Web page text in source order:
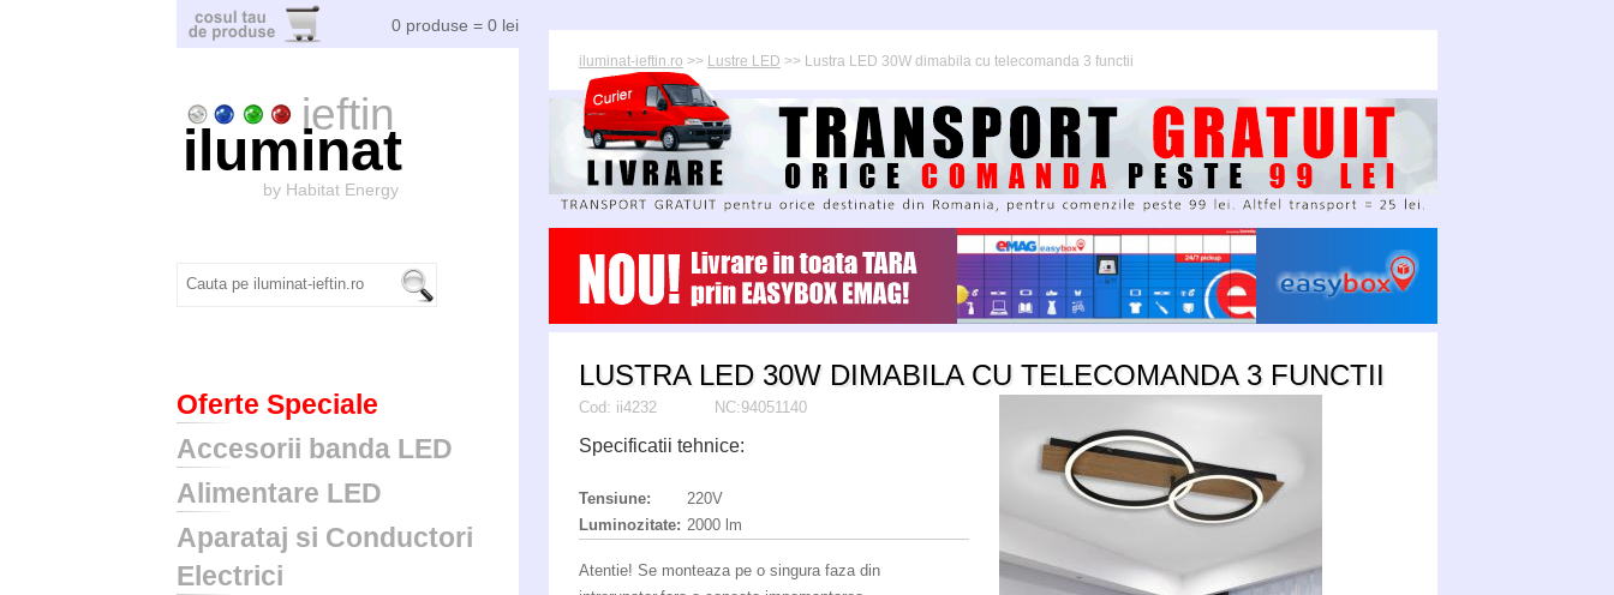
0 produse = 0 lei
ieftin
iluminat
by Habitat Energy
Oferte Speciale
Accesorii banda LED
Alimentare LED
Aparataj si Conductori
Electrici
iluminat-ieftin.ro >> Lustre LED >> Lustra LED 30W dimabila cu telecomanda 3 functii
LUSTRA LED 30W DIMABILA CU TELECOMANDA 3 FUNCTII
Cod: ii4232 NC:94051140
Specificatii tehnice:
Tensiune:
220V
Luminozitate: 2000 lm
Atentie! Se monteaza pe o singura faza din